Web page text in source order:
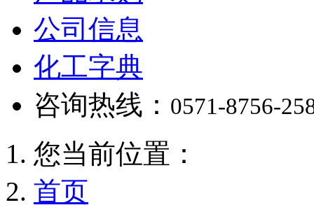
公司信息
化工字典
咨询热线： 0571-8756-
您当前位置：
首页